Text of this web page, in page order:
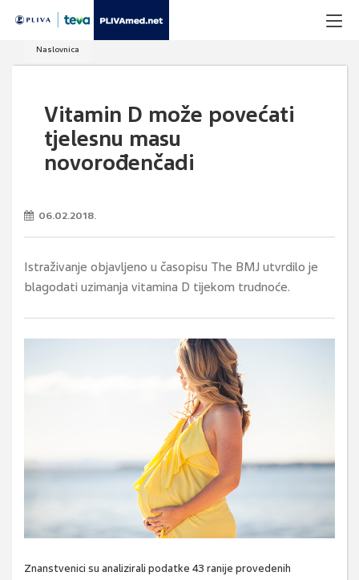
Naslovnica
Vitamin D može povećati
tjelesnu masu
novorođenčadi
06.02.2018.
Istraživanje objavljeno u časopisu The BMJ utvrdilo je
blagodati uzimanja vitamina D tijekom trudnoće.
Znanstvenici su analizirali podatke 43 ranije provedenih